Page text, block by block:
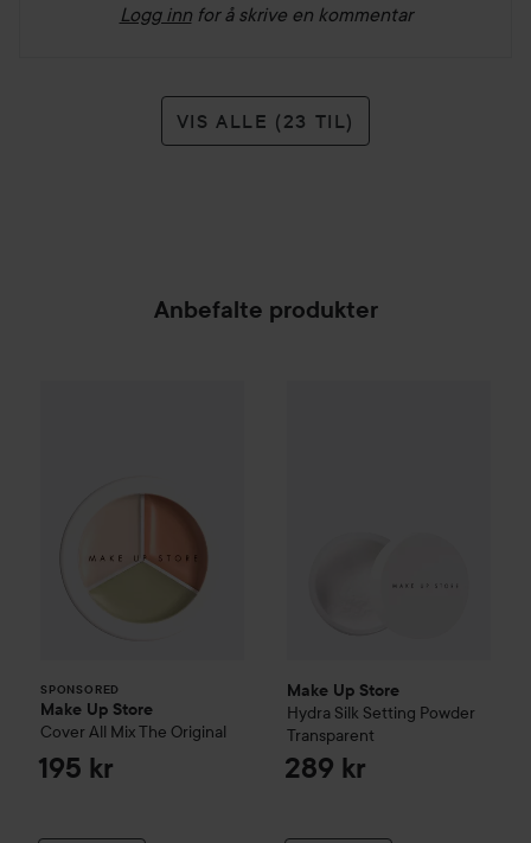
Logg inn for å skrive en kommentar
VIS ALLE (23 TIL)
Anbefalte produkter
SPONSORED
Make Up Store
Cover All MixThe Original
195 kr
Make Up Store
Hydra Silk Setting Powder
Transparent
289 kr